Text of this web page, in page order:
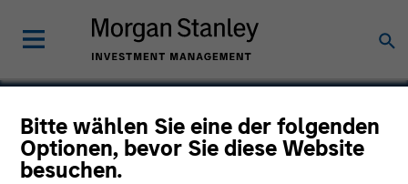
Bitte wählen Sie eine der folgenden
Optionen, bevor Sie diese Website
besuchen.
DSG Management